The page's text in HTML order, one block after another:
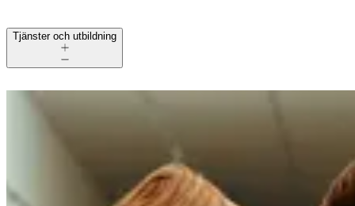
Tjänster och utbildning